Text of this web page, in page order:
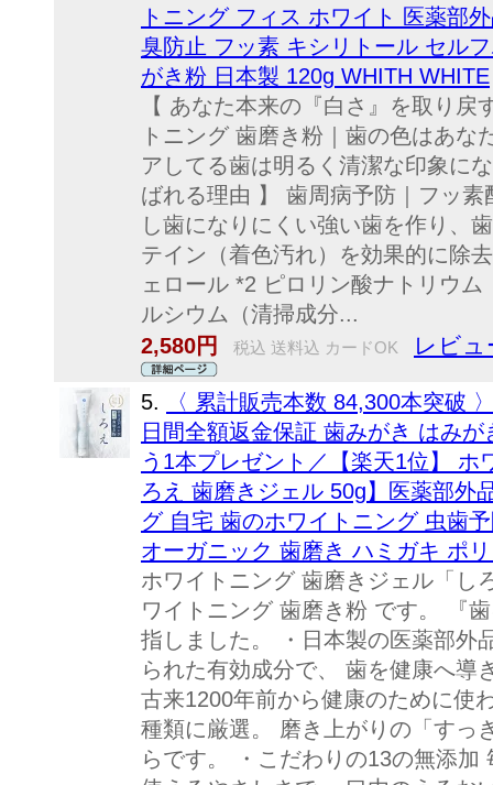
トニング フィス ホワイト 医薬部
臭防止 フッ素 キシリトール セル
がき粉 日本製 120g WHITH WHITE
【 あなた本来の『白さ』を取り
トニング 歯磨き粉｜歯の色はあ
アしてる歯は明るく清潔な印象に
ばれる理由 】 歯周病予防｜フッ
し歯になりにくい強い歯を作り、
テイン（着色汚れ）を効果的に除
ェロール *2 ピロリン酸ナトリウ
ルシウム（清掃成分...
2,580円
税込 送料込 カードOK レビュ
5.
〈 累計販売本数 84,300本突破
日間全額返金保証 歯みがき はみ
う1本プレゼント／【楽天1位】
ろえ 歯磨きジェル 50g】医薬部外
グ 自宅 歯のホワイトニング 虫歯
オーガニック 歯磨き ハミガキ ポ
ホワイトニング 歯磨きジェル「し
ワイトニング 歯磨き粉 です。 『
指しました。 ・日本製の医薬部外
られた有効成分で、 歯を健康へ導
古来1200年前から健康のために使
種類に厳選。 磨き上がりの「すっ
らです。 ・こだわりの13の無添